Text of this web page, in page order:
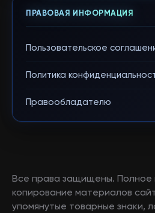
ПРАВОВАЯ ИНФОРМАЦИЯ
Пользовательское
Политика
Правообладателю
Все права защищены. Полное
копирование материалов
упомянутые товарные знаки,